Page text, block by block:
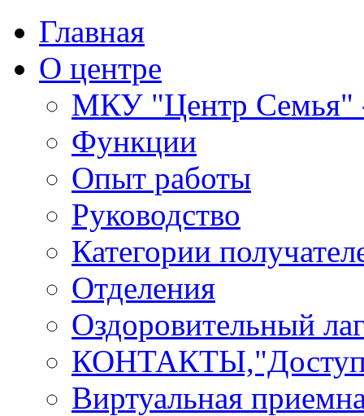
Главная
О центре
МКУ "Центр Семья"
Функции
Опыт работы
Руководство
Категории
Отделения
Оздоровительный
Виртуальная